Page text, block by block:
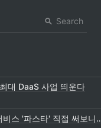
Search
대 DaaS 사업 띄운다
비스 '파스타' 직접 써보니